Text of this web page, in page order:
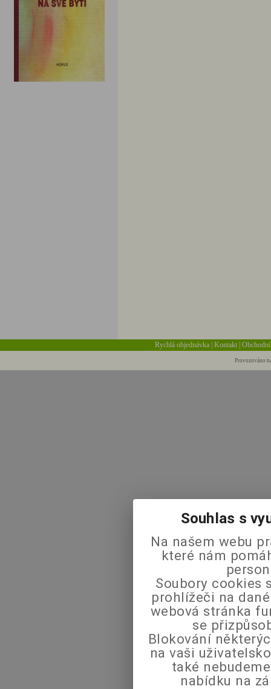
Rychlá objednávka |Kontakt |
Provozováno
Souhlas s
Na našem webu
které nám
Soubory cookies
prohlížeči na
webová stránka
se
Blokování
na vaši
také
nabídku na